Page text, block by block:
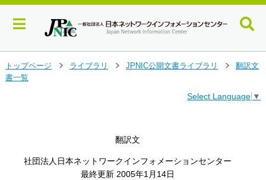
イ
トップページ
ライブラリ
JPNIC公開文書ライブラリ
翻訳文
書一覧
Select Language ▼
翻訳文
社団法人日本ネットワークインフォメーションセンター
最終更新 2005年1月14日